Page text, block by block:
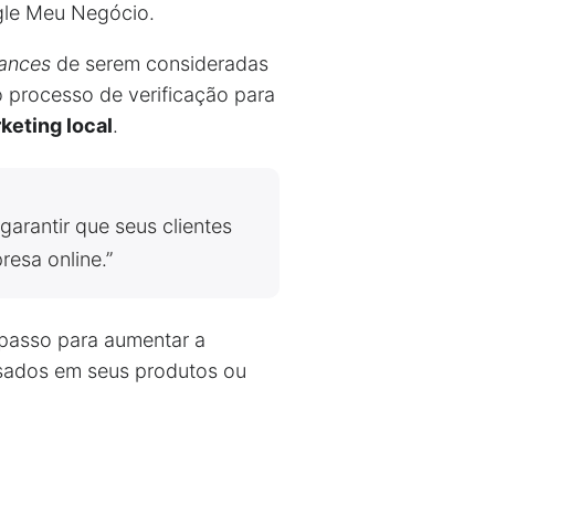
Meu Negócio.
de serem consideradas
de verificação para
local.
que seus clientes
online.”
para aumentar a
em seus produtos ou